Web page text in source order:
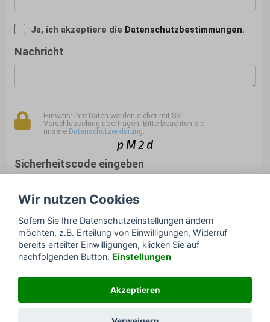
Ja, ich akzeptiere die Datenschutzbestimmungen.
Nachricht
Hinweis: Ihre Daten werden sicher mit SSL-
Verschlüsselung übertragen. Bitte beachten Sie
unsere Datenschutzerklärung
Sicherheitscode eingeben
Rückrufbitte absenden
Deutschland GmbH
& Datenschutz &
Online
Marketing für Schädlingsbekämpfer von neukunden-
Wir nutzen Cookies
Sofern Sie Ihre Datenschutzeinstellungen ändern
möchten, z.B. Erteilung von Einwilligungen, Widerruf
bereits erteilter Einwilligungen, klicken Sie auf
nachfolgenden Button. Einstellungen
Akzeptieren